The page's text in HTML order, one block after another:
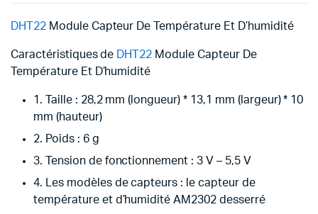
DHT22Module Capteur De Température Et D’humidité
Caractéristiques de DHT22 Module Capteur De
Température Et D’humidité
1. Taille : 28,2 mm (longueur) * 13,1 mm (largeur) * 10
mm (hauteur)
2. Poids : 6 g
3. Tension de fonctionnement : 3 V – 5,5 V
4. Les modèles de capteurs : le capteur de
température et d’humidité AM2302 desserré